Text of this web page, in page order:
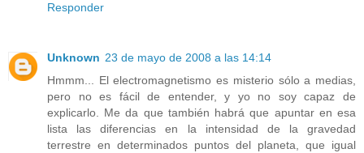
Responder
Unknown 23 de mayo de 2008 a las 14:14
Hmmm... El electromagnetismo es misterio sólo a medias,
pero no es fácil de entender, y yo no soy capaz de
explicarlo. Me da que también habrá que apuntar en esa
lista las diferencias en la intensidad de la gravedad
terrestre en determinados puntos del planeta, que igual